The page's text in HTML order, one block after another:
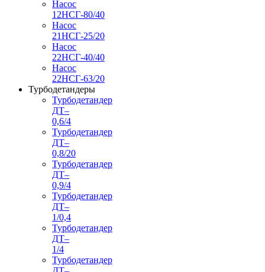
Насос
12НСГ-80/40
Насос
21НСГ-25/20
Насос
22НСГ-40/40
Насос
22НСГ-63/20
Турбодетандеры
Турбодетандер
ДТ–
0,6/4
Турбодетандер
ДТ–
0,8/20
Турбодетандер
ДТ–
0,9/4
Турбодетандер
ДТ–
1/0,4
Турбодетандер
ДТ–
1/4
Турбодетандер